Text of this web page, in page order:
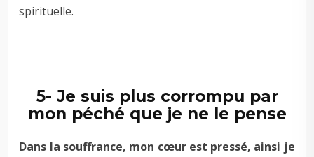
spirituelle.
5- Je suis plus corrompu par
mon péché que je ne le pense
Dans la souffrance, mon cœur est pressé, ainsi je